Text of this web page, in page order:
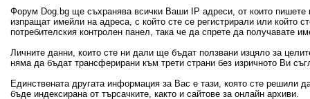
Форум Dog.bg ще съхранява всички Ваши IP адреси, от които
изпращат имейли на адреса, с който сте се регистрирали или който
потребителския контролен панел, така че да спрете да получавате
Личните данни, които сте ни дали ще бъдат ползвани изцяло за
няма да бъдат трансферирани към трети страни без изричното Ви
Единствената другата информация за Вас е тази, която сте решили
бъде индексирана от търсачките, както и сайтове за онлайн архиви.